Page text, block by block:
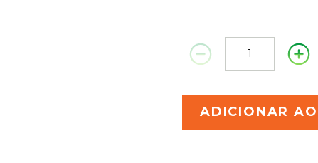
ADICIONAR